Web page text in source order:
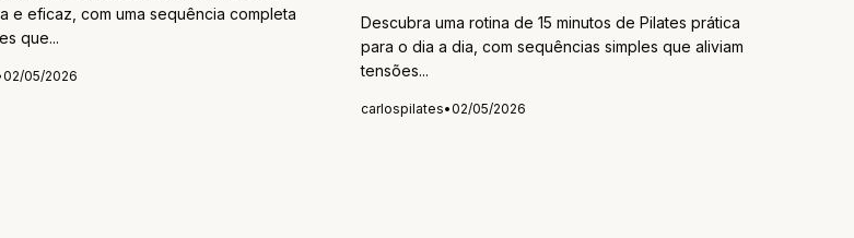
e eficaz, com uma sequência completa
que...
02/05/2026
Descubra uma rotina de 15 minutos de Pilates prática
para o dia a dia, com sequências simples que aliviam
tensões...
carlospilates•02/05/2026